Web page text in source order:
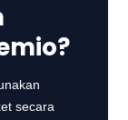
secara